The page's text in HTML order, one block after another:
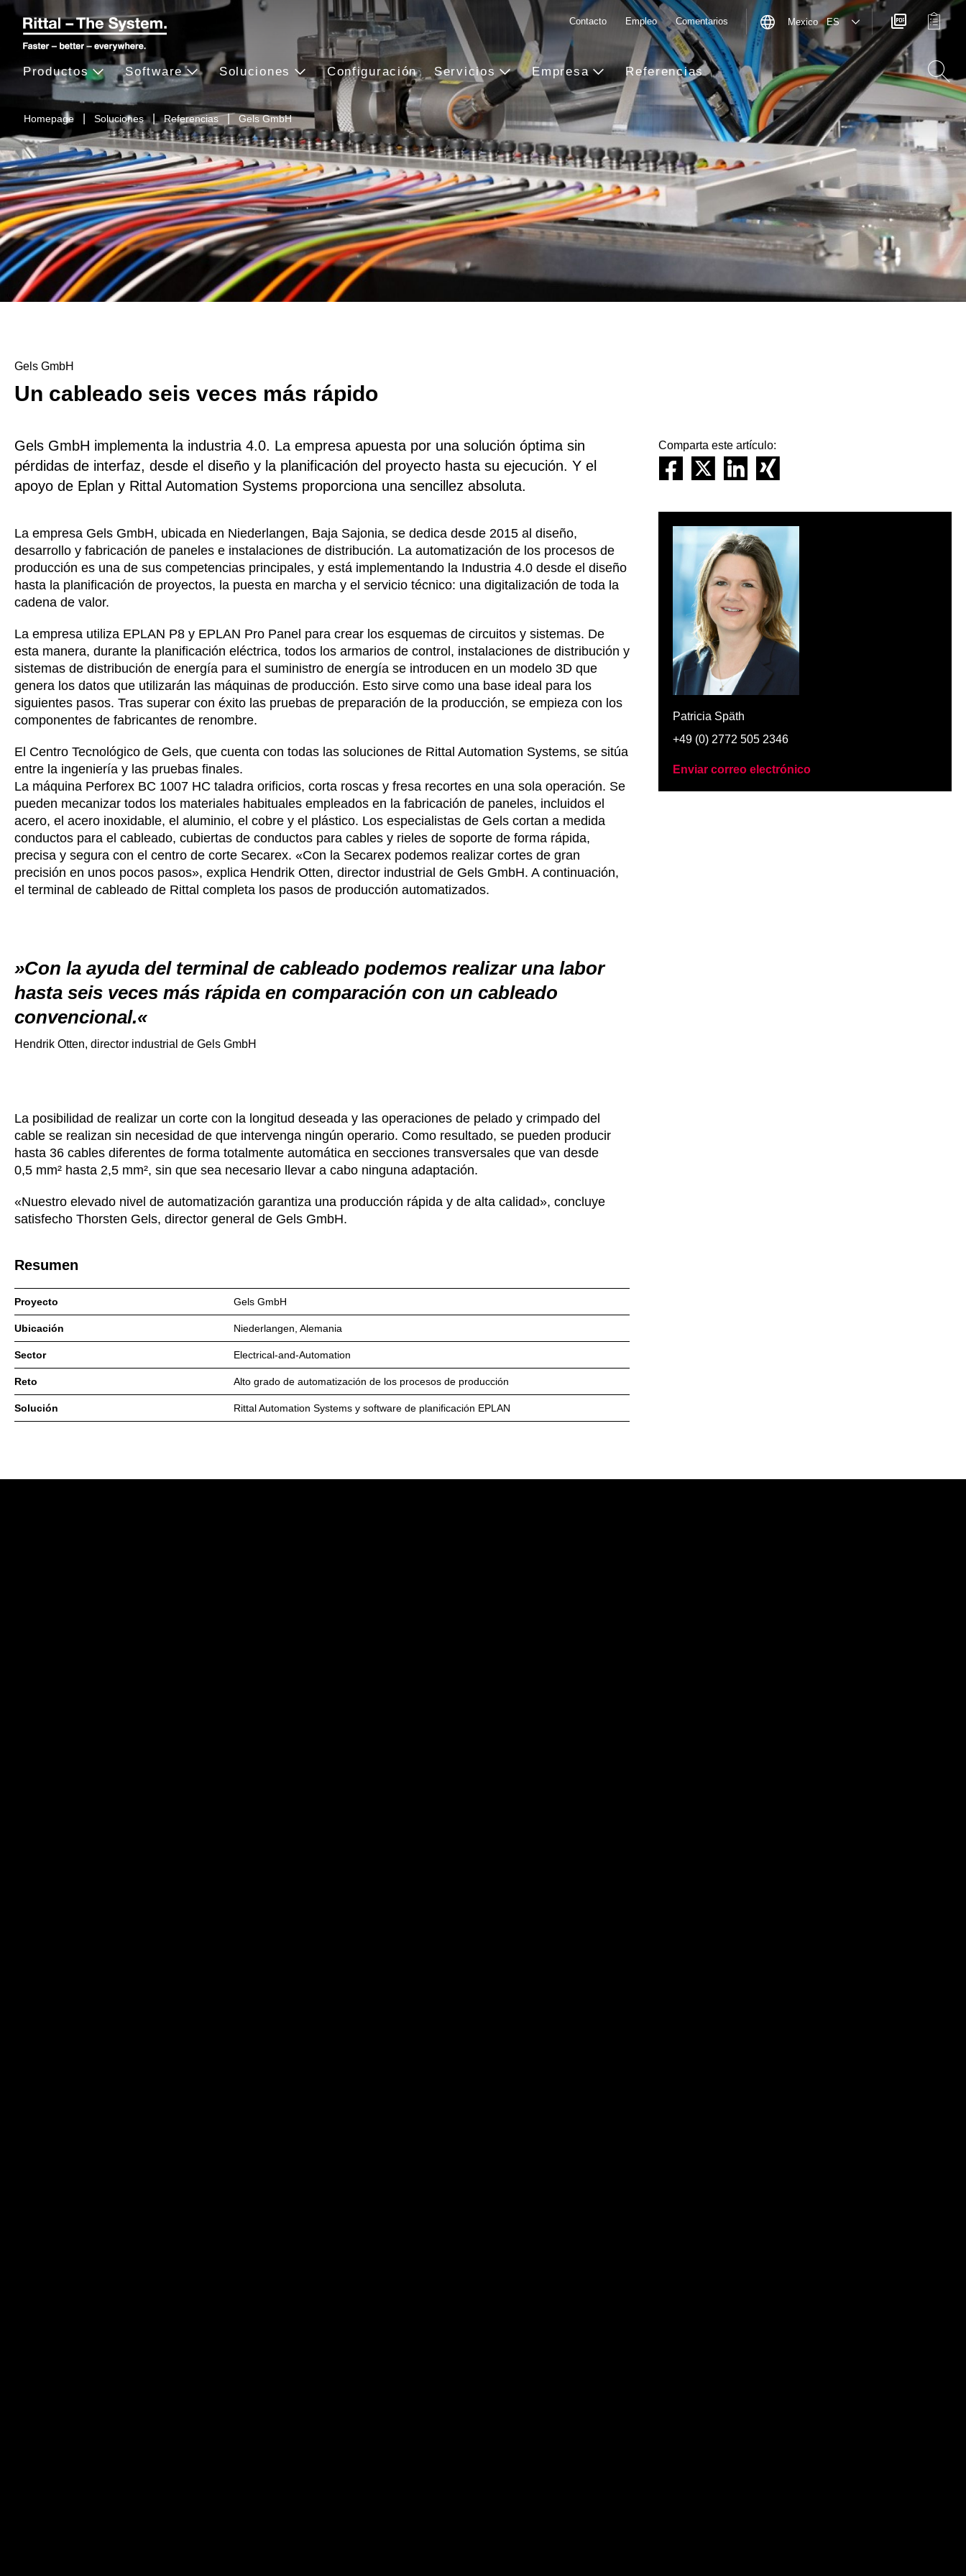
Homepage Soluciones Referencias Gels GmbH
Productos Software Soluciones Configuración Servicios Empresa Referencias
Contacto Empleo Comentarios Mexico ES
Gels GmbH
Un cableado seis veces más rápido
Gels GmbH implementa la industria 4.0. La empresa apuesta por una solución óptima sin
pérdidas de interfaz, desde el diseño y la planificación del proyecto hasta su ejecución. Y el
apoyo de Eplan y Rittal Automation Systems proporciona una sencillez absoluta.
La empresa Gels GmbH, ubicada en Niederlangen, Baja Sajonia, se dedica desde 2015 al diseño,
desarrollo y fabricación de paneles e instalaciones de distribución. La automatización de los procesos de
producción es una de sus competencias principales, y está implementando la Industria 4.0 desde el diseño
hasta la planificación de proyectos, la puesta en marcha y el servicio técnico: una digitalización de toda la
cadena de valor.
La empresa utiliza EPLAN P8 y EPLAN Pro Panel para crear los esquemas de circuitos y sistemas. De
esta manera, durante la planificación eléctrica, todos los armarios de control, instalaciones de distribución y
sistemas de distribución de energía para el suministro de energía se introducen en un modelo 3D que
genera los datos que utilizarán las máquinas de producción. Esto sirve como una base ideal para los
siguientes pasos. Tras superar con éxito las pruebas de preparación de la producción, se empieza con los
componentes de fabricantes de renombre.
El Centro Tecnológico de Gels, que cuenta con todas las soluciones de Rittal Automation Systems, se sitúa
entre la ingeniería y las pruebas finales.
La máquina Perforex BC 1007 HC taladra orificios, corta roscas y fresa recortes en una sola operación. Se
pueden mecanizar todos los materiales habituales empleados en la fabricación de paneles, incluidos el
acero, el acero inoxidable, el aluminio, el cobre y el plástico. Los especialistas de Gels cortan a medida
conductos para el cableado, cubiertas de conductos para cables y rieles de soporte de forma rápida,
precisa y segura con el centro de corte Secarex. «Con la Secarex podemos realizar cortes de gran
precisión en unos pocos pasos», explica Hendrik Otten, director industrial de Gels GmbH. A continuación,
el terminal de cableado de Rittal completa los pasos de producción automatizados.
Con la ayuda del terminal de cableado podemos realizar una labor
hasta seis veces más rápida en comparación con un cableado
convencional.
Hendrik Otten, director industrial de Gels GmbH
La posibilidad de realizar un corte con la longitud deseada y las operaciones de pelado y crimpado del
cable se realizan sin necesidad de que intervenga ningún operario. Como resultado, se pueden producir
hasta 36 cables diferentes de forma totalmente automática en secciones transversales que van desde
0,5 mm² hasta 2,5 mm², sin que sea necesario llevar a cabo ninguna adaptación.
«Nuestro elevado nivel de automatización garantiza una producción rápida y de alta calidad», concluye
satisfecho Thorsten Gels, director general de Gels GmbH.
Resumen
Proyecto Gels GmbH
Ubicación Niederlangen, Alemania
Sector Electrical-and-Automation
Reto Alto grado de automatización de los procesos de producción
Solución Rittal Automation Systems y software de planificación EPLAN
Comparta este artículo:
Patricia Späth
+49 (0) 2772 505 2346
Enviar correo electrónico